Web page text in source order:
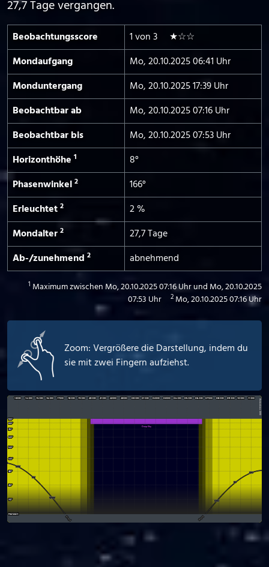
27,7 Tage vergangen.
Beobachtungs­score
1 von 3 ★☆☆
Mond­aufgang
Mo, 20.10.2025 06:41 Uhr
Mond­untergang
Mo, 20.10.2025 17:39 Uhr
Beobachtbar ab
Mo, 20.10.2025 07:16 Uhr
Beobachtbar bis
Mo, 20.10.2025 07:53 Uhr
Horizont­höhe 1
8°
Phasen­winkel 2
166°
Erleuchtet 2
2 %
Mond­alter 2
27,7 Tage
Ab-/­zunehmend 2 abnehmend
1 Maximum zwischen Mo, 20.10.2025 07:16 Uhr und Mo, 20.10.2025
07:53 Uhr
2 Mo, 20.10.2025 07:16 Uhr
Zoom: Vergrößere die Darstellung, indem du
sie mit zwei Fingern aufziehst.